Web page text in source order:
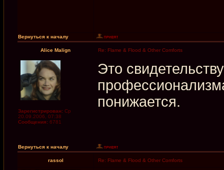
Вернуться к началу
Alice Malign Re: Flame & Flood & Other Comforts
Зарегистрирован: Ср
20.09.2006, 07:38
Сообщения: 6781
Это
понижается.
Вернуться к началу
rassol Re: Flame & Flood & Other Comforts